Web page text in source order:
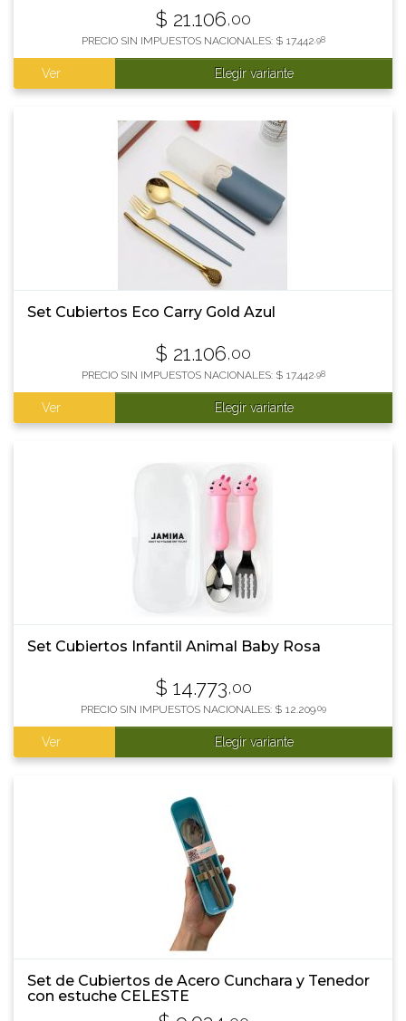
$ 21.106,00
PRECIO SIN IMPUESTOS NACIONALES: $ 17.442 ,98
Ver Elegir variante
Set Cubiertos Eco Carry Gold Azul
$ 21.106,00
PRECIO SIN IMPUESTOS NACIONALES: $ 17.442 ,98
Ver Elegir variante
Set Cubiertos Infantil Animal Baby Rosa
$ 14.773,00
PRECIO SIN IMPUESTOS NACIONALES: $ 12.209,09
Ver Elegir variante
Set de Cubiertos de Acero Cunchara y Tenedor
con estuche CELESTE